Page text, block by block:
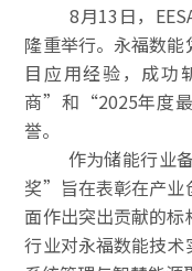
8月13日，EESA
隆重举行。永福数
目应用经验，成功
商”和“2025年度
誉。
作为储能行业备
奖”旨在表彰在产业
面作出突出贡献的
行业对永福数能技